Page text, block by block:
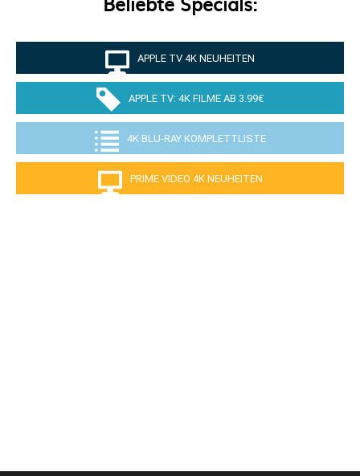
APPLE TV 4K NEUHEITEN
APPLE TV: 4K FILME AB 3.99€
4K BLU-RAY KOMPLETTLISTE
PRIME VIDEO 4K NEUHEITEN